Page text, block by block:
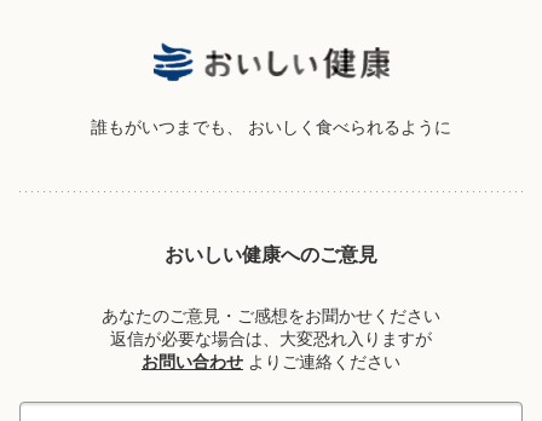
誰もがいつまでも、 おいしく食べられるように
おいしい健康へのご意見
あなたのご意見・ご感想をお聞かせください
返信が必要な場合は、大変恐れ入りますが
お問い合わせ よりご連絡ください